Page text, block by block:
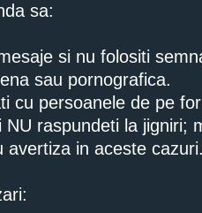
sa:
si nu folositi
sau pornografica.
cu persoanele de pe
NU raspundeti la jigniri;
avertiza in aceste